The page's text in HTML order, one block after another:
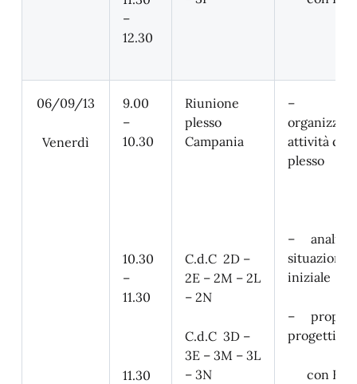
–
12.30
06/09/13
Venerdì
9.00
–
10.30
10.30
–
11.30
11.30
Riunione
plesso
Campania
C.d.C 2D –
2E – 2M – 2L
– 2N
C.d.C 3D –
3E – 3M – 3L
– 3N
–
attività di
plesso
– analisi
situazione
iniziale
–
progetti
con BES